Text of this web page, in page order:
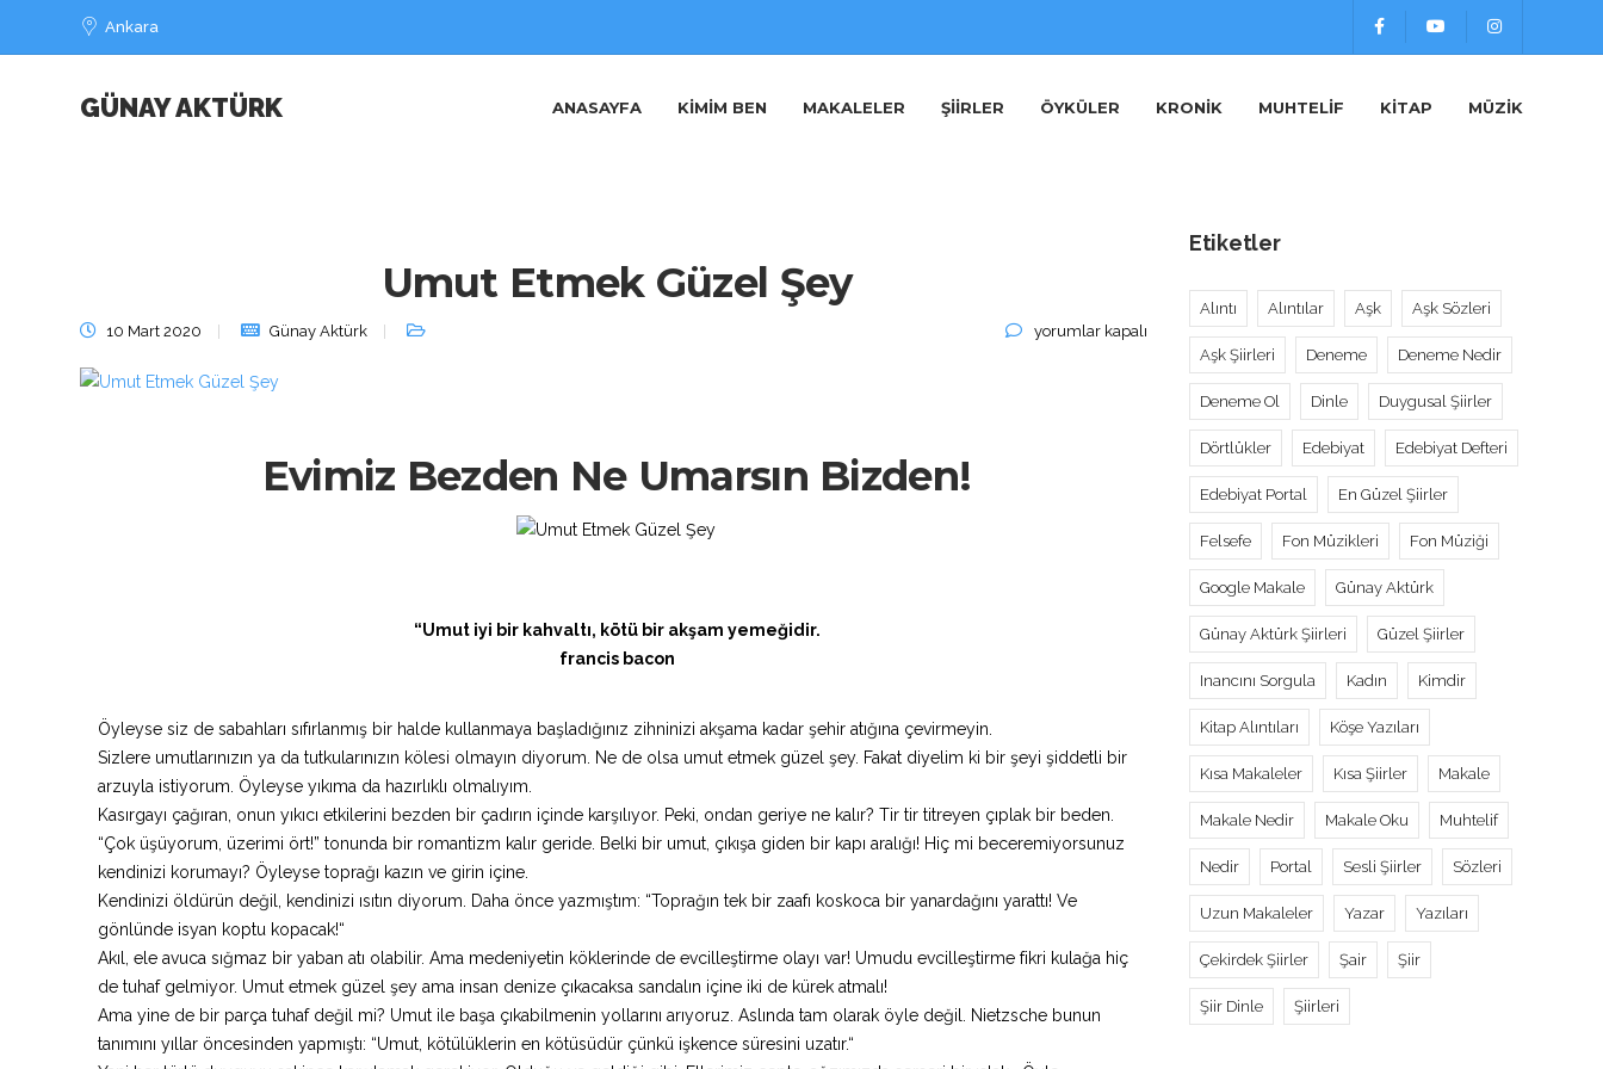
Ankara
GÜNAY AKTÜRK ANASAYFA KIMIM BEN MAKALELER ŞIIRLER ÖYKÜLER KRONIK MUHTELIF KITAP MÜZIK
Umut Etmek Güzel Şey
10 Mart 2020 Günay Aktürk
Umut
yorumlar kapalı
Evimiz Bezden Ne Umarsın Bizden!
“Umut iyi bir kahvaltı, kötü bir akşam yemeğidir.
francis bacon
Öyleyse siz de sabahları sıfırlanmış bir halde kullanmaya başladığınız zihninizi akşama kadar şehir atığına çevirmeyin.
Sizlere umutlarınızın ya da tutkularınızın kölesi olmayın diyorum. Ne de olsa umut etmek güzel şey. Fakat diyelim ki bir şeyi şiddetli bir
arzuyla istiyorum. Öyleyse yıkıma da hazırlıklı olmalıyım.
Kasırgayı çağıran, onun yıkıcı etkilerini bezden bir çadırın içinde karşılıyor. Peki, ondan geriye ne kalır? Tir tir titreyen çıplak bir beden.
“Çok üşüyorum, üzerimi ört!” tonunda bir romantizm kalır geride. Belki bir umut, çıkışa giden bir kapı aralığı! Hiç mi beceremiyorsunuz
kendinizi korumayı? Öyleyse toprağı kazın ve girin içine.
Kendinizi öldürün değil, kendinizi ısıtın diyorum. Daha önce yazmıştım: “Toprağın tek bir zaafı koskoca bir yanardağını yarattı! Ve
gönlünde isyan koptu kopacak!“
Akıl, ele avuca sığmaz bir yaban atı olabilir. Ama medeniyetin köklerinde de evcilleştirme olayı var! Umudu evcilleştirme fikri kulağa hiç
de tuhaf gelmiyor. Umut etmek güzel şey ama insan denize çıkacaksa sandalın içine iki de kürek atmalı!
Ama yine de bir parça tuhaf değil mi? Umut ile başa çıkabilmenin yollarını arıyoruz. Aslında tam olarak öyle değil. Nietzsche bunun
tanımını yıllar öncesinden yapmıştı: “Umut, kötülüklerin en kötüsüdür çünkü işkence süresini uzatır.“
Etiketler
Alıntı Alıntılar Aşk Aşk Sözleri
Aşk Şiirleri Deneme Deneme Nedir
Deneme Ol Dinle Duygusal Şiirler
Dörtlükler Edebiyat Edebiyat Defteri
Edebiyat Portal En Güzel Şiirler
Felsefe Fon Müzikleri Fon Müziği
Google Makale Günay Aktürk
Günay Aktürk Şiirleri Güzel Şiirler
Inancını Sorgula Kadın Kimdir
Kitap Alıntıları Köşe Yazıları
Kısa Makaleler Kısa Şiirler Makale
Makale Nedir Makale Oku Muhtelif
Nedir Portal Sesli Şiirler Sözleri
Uzun Makaleler Yazar Yazıları
Çekirdek Şiirler Şair Şiir
Şiir Dinle Şiirleri